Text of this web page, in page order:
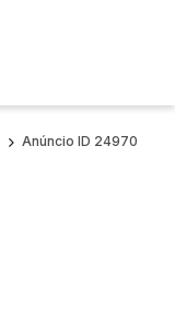
Anúncio ID 24970